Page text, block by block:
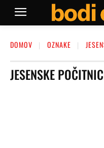
DOMOV OZNAKE
JESENSKE